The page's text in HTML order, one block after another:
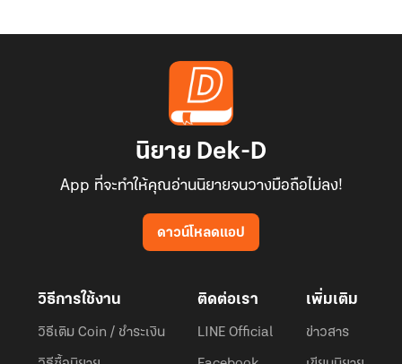
นิยาย Dek-D
App ที่จะทำให้คุณอ่านนิยายจนวางมือถือไม่ลง!
ดาวน์โหลดแอป
วิธีการใช้งาน
วิธีเติม Coin / ชำระเงิน
ติดต่อเรา
LINE Official
เพิ่มเติม
ข่าวสาร